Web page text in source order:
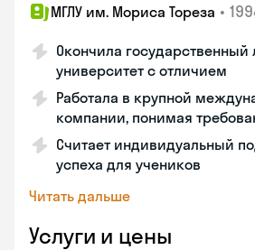
МГЛУ им. Мориса Тореза •
Окончила государственный
университет с отличием
Работала в крупной
компании, понимая
Считает индивидуальный
успеха для учеников
Читать дальше
Услуги и цены